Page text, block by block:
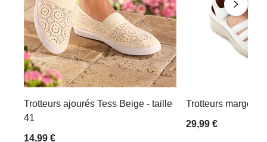
Trotteurs ajourés Tess Beige - taille
41
14,99 €
Trotteurs margot
29,99 €